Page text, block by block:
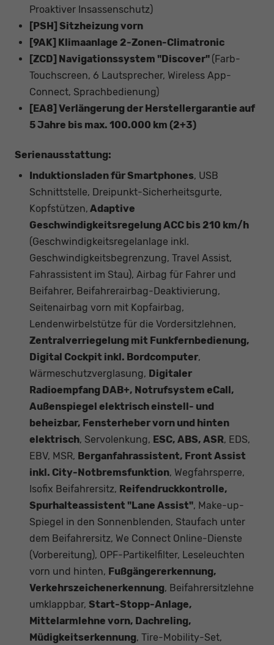
Proaktiver Insassenschutz)
[PSH] Sitzheizung vorn
[9AK] Klimaanlage 2-Zonen-Climatronic
[ZCD] Navigationssystem "Discover" (Farb-
Touchscreen, 6 Lautsprecher, Wireless App-
Connect, Sprachbedienung)
[EA8] Verlängerung der Herstellergarantie auf
5 Jahre bis max. 100.000 km (2+3)
Serienausstattung:
Induktionsladen für Smartphones, USB
Schnittstelle, Dreipunkt-Sicherheitsgurte,
Kopfstützen, Adaptive
Geschwindigkeitsregelung ACC bis 210 km/h
(Geschwindigkeitsregelanlage inkl.
Geschwindigkeitsbegrenzung, Travel Assist,
Fahrassistent im Stau), Airbag für Fahrer und
Beifahrer, Beifahrerairbag-Deaktivierung,
Seitenairbag vorn mit Kopfairbag,
Lendenwirbelstütze für die Vordersitzlehnen,
Zentralverriegelung mit Funkfernbedienung,
Digital Cockpit inkl. Bordcomputer,
Wärmeschutzverglasung, Digitaler
Radioempfang DAB+, Notrufsystem eCall,
Außenspiegel elektrisch einstell- und
beheizbar, Fensterheber vorn und hinten
elektrisch, Servolenkung, ESC, ABS, ASR, EDS,
EBV, MSR, Berganfahrassistent, Front Assist
inkl. City-Notbremsfunktion, Wegfahrsperre,
Isofix Beifahrersitz, Reifendruckkontrolle,
Spurhalteassistent "Lane Assist", Make-up-
Spiegel in den Sonnenblenden, Staufach unter
dem Beifahrersitz, We Connect Online-Dienste
(Vorbereitung), OPF-Partikelfilter, Leseleuchten
vorn und hinten, Fußgängererkennung,
Verkehrszeichenerkennung, Beifahrersitzlehne
umklappbar, Start-Stopp-Anlage,
Mittelarmlehne vorn, Dachreling,
Müdigkeitserkennung, Tire-Mobility-Set,